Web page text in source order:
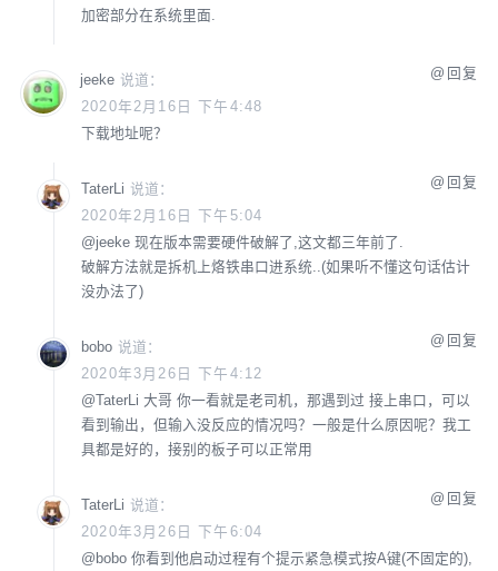
加密部分在系统里面.
jeeke 说道：
2020年2月16日 下午4:48
下载地址呢？
回复
TaterLi 说道：
2020年2月16日 下午5:04
@jeeke现在版本需要硬件破解了,这文都三年前了.
破解方法就是拆机上烙铁串口进系统..(如果听不懂这句话估计
没办法了)
回复
bobo 说道：
2020年3月26日 下午4:12
@TaterLi 大哥 你一看就是老司机，那遇到过 接上串口，可以
看到输出，但输入没反应的情况吗？一般是什么原因呢？我工
具都是好的，接别的板子可以正常用
回复
TaterLi 说道：
2020年3月26日 下午6:04
@bobo你看到他启动过程有个提示紧急模式按A键(不固定的),
回复